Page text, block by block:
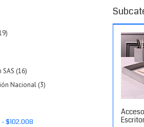
SAS (16)
Nacional (3)
- $102.008